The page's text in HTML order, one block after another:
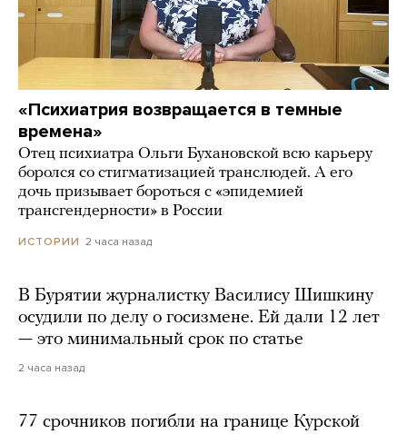
«Психиатрия возвращается в темные
времена»
Отец психиатра Ольги Бухановской всю карьеру
боролся со стигматизацией транслюдей. А его
дочь призывает бороться с «эпидемией
трансгендерности» в России
ИСТОРИИ 2 часа назад
В Бурятии журналистку Василису Шишкину
осудили по делу о госизмене. Ей дали 12 лет
— это минимальный срок по статье
2 часа назад
77 срочников погибли на границе Курской